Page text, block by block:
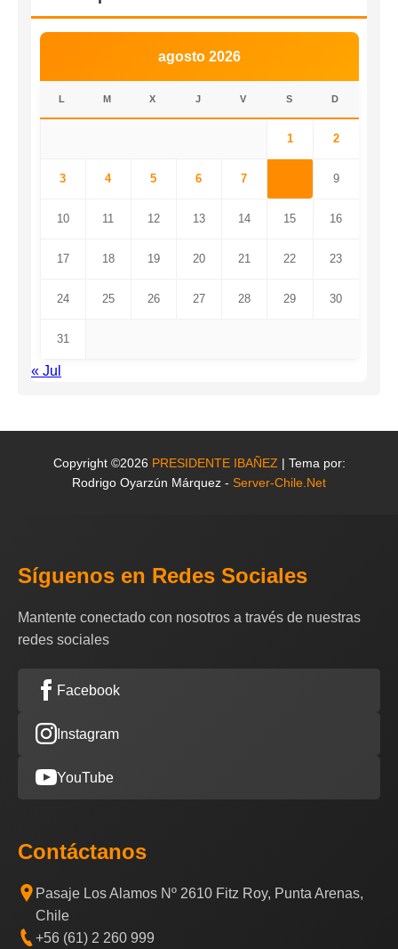
agosto 2026
L M X J V S D
1 2
3 4 5 6 7 9
10 11 12 13 14 15 16
17 18 19 20 21 22 23
24 25 26 27 28 29 30
31
« Jul
Copyright ©2026 PRESIDENTE IBAÑEZ | Tema por:
Rodrigo Oyarzún Márquez - Server-Chile.Net
Síguenos en Redes Sociales
Mantente conectado con nosotros a través de nuestras
redes sociales
Facebook
Instagram
YouTube
Contáctanos
Pasaje Los Alamos Nº 2610 Fitz Roy, Punta Arenas,
Chile
+56 (61) 2 260 999